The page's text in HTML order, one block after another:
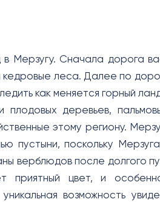
в Мерзугу. Сначала дорога
леса. Далее по
как меняется горный
плодовых деревьев,
этому региону.
пустыни, поскольку
верблюдов после долгого
приятный цвет, и
возможность